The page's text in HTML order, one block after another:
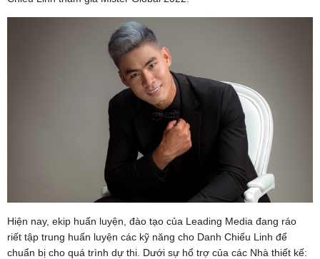
Hiện nay, ekip huấn luyện, đào tạo của Leading Media đang ráo
riết tập trung huấn luyện các kỹ năng cho Danh Chiếu Linh để
chuẩn bị cho quá trình dự thi. Dưới sự hổ trợ của các Nhà thiết kế: